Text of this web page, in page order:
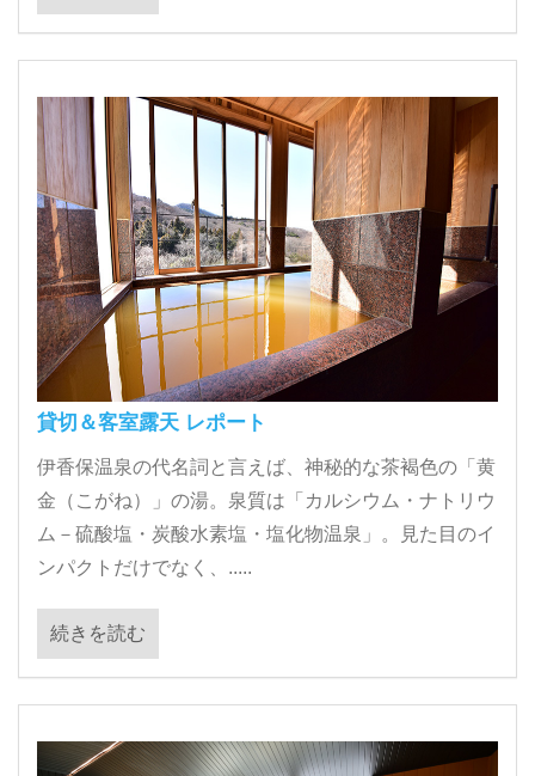
貸切＆客室露天 レポート
伊香保温泉の代名詞と言えば、神秘的な茶褐色の「黄
金（こがね）」の湯。泉質は「カルシウム・ナトリウ
ム－硫酸塩・炭酸水素塩・塩化物温泉」。見た目のイ
ンパクトだけでなく、.....
続きを読む